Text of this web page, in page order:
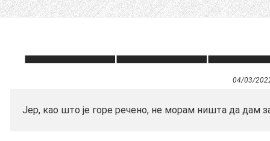
04/03/
Јер, као што је горе речено, не морам ништа да дам